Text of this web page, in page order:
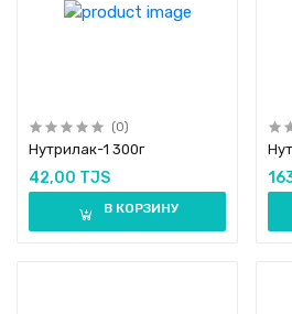
(0)
Нутрилак-1 300г
42,00 TJS
В КОРЗИНУ